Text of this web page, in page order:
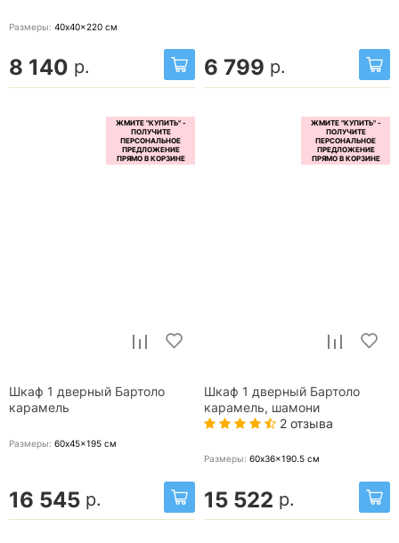
Размеры: 40x40x220 см
8 140 р. 6 799 р.
Шкаф 1 дверный Бартоло
карамель
Размеры: 60x45x195 см
16 545 р.
Шкаф 1 дверный Бартоло
карамель, шамони
2 отзыва
Размеры: 60x36x190.5 см
15 522 р.